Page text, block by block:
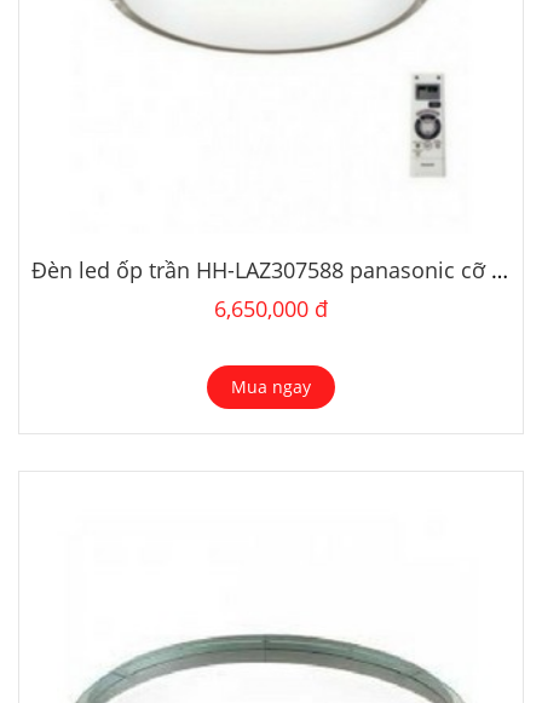
Đèn led ốp trần HH-LAZ307588 panasonic cỡ lớn
6,650,000 đ
Mua ngay